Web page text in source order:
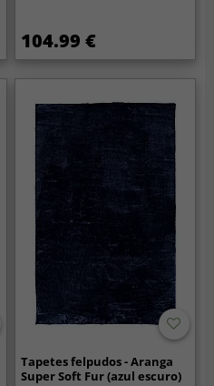
104.99 €
Tapetes felpudos - Aranga
Super Soft Fur (azul escuro)